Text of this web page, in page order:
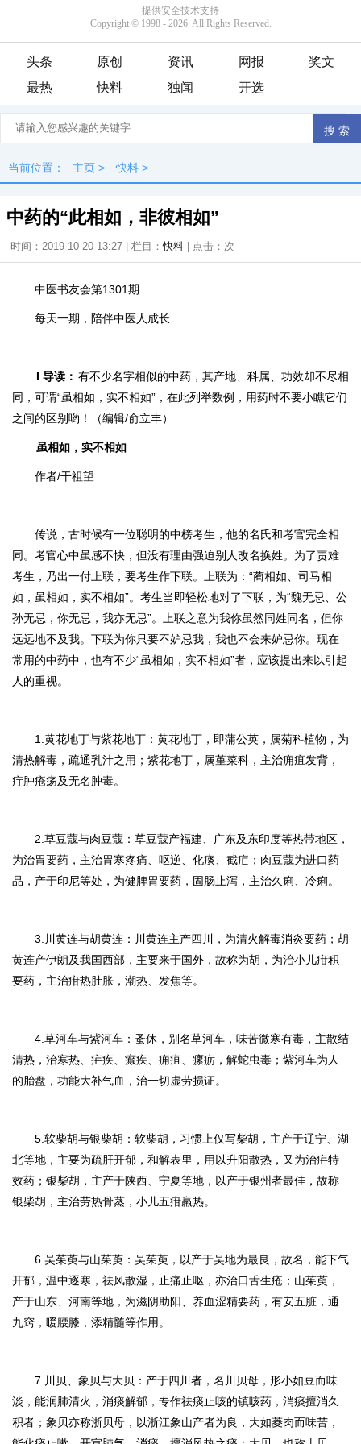
头条 原创 资讯 网报
奖文
最热
快料 独闻 开选
当前位置： 主页 > 快料 >
中药的“此相如，非彼相如”
时间：2019-10-20 13:27 | 栏目：快料 | 点击： 次
中医书友会第1301期
每天一期，陪伴中医人成长
I 导读 ： 有不少名字相似的中药，其产地、科属、功效却不尽相
同，可谓“虽相如，实不相如”，在此列举数例，用药时不要小瞧它们
之间的区别哟！
（编辑/俞立丰）
虽相如，实不相如
作者/干祖望
传说，古时候有一位聪明的中榜考生，他的名氏和考官完全相
同。考官心中虽感不快，但没有理由强迫别人改名换姓。为了责难
考生，乃出一付上联，要考生作下联。上联为：“蔺相如、司马相
如，虽相如，实不相如”。考生当即轻松地对了下联，为“魏无忌、公
孙无忌，你无忌，我亦无忌”。上联之意为我你虽然同姓同名，但你
远远地不及我。下联为你只要不妒忌我，我也不会来妒忌你。现在
常用的中药中，也有不少“虽相如， 实不相如”者，应该提出来以引起
人的重视。
1.黄花地丁与紫花地丁 ： 黄花地丁，即蒲公英，属菊科植物，为
清热解毒，疏通乳汁之用；紫花地丁，属堇菜科，主治痈疽发背，
疔肿疮疡及无名肿毒。
2.草豆蔻与肉豆蔻： 草豆蔻产福建、广东及东印度等热带地区，
为治胃要药，主治胃寒疼痛、呕逆、化痰、截疟；肉豆蔻为进口药
品，产于印尼等处，为健脾胃要药，固肠止泻，主治久痢、冷痢。
3.川黄连与胡黄连： 川黄连主产四川，为清火解毒消炎要药；胡
黄连产伊朗及我国西部，主要来于国外，故称为胡，为治小儿疳积
要药，主治疳热肚胀，潮热、发焦等。
4.草河车与紫河车： 蚤休，别名草河车，味苦微寒有毒，主散结
清热，治寒热、 疟疾、癫疾、痈疽、瘰疬，解蛇虫毒；紫河车为人
的胎盘，功能大补气血，治一切虚劳损证。
5.软柴胡与银柴胡： 软柴胡，习惯上仅写柴胡，主产于辽宁、湖
北等地，主要为疏肝开郁，和解表里，用以升阳散热，又为治疟特
效药；银柴胡，主产于陕西、宁夏等地，以产于银州者最佳，故称
银柴胡，主治劳热骨蒸，小儿五疳羸热。
6.吴茱萸与山茱萸： 吴茱萸，以产于吴地为最良，故名，能下气
开郁，温中逐寒，祛风散湿，止痛止呕，亦治口舌生疮；山茱萸，
产于山东、河南等地，为滋阴助阳、养血涩精要药，有安五脏，通
九窍，暖腰膝，添精髓等作用。
7.川贝、象贝与大贝： 产于四川者，名川贝母，形小如豆而味
淡，能润肺清火，消痰解郁，专作祛痰止咳的镇咳药，消痰擅消久
积者；象贝亦称浙贝母，以浙江象山产者为良，大如菱肉而味苦，